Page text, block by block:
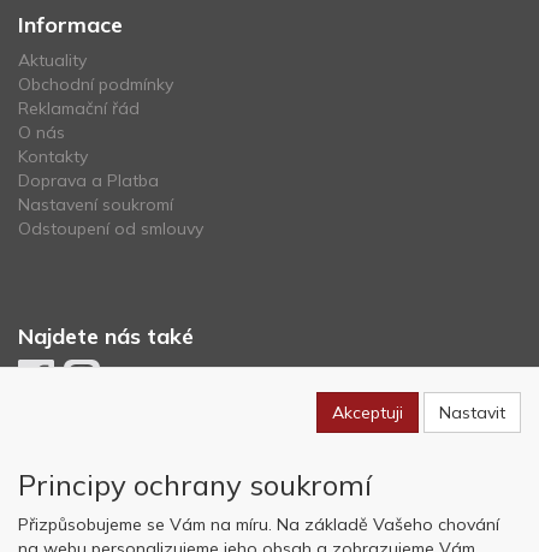
Informace
Aktuality
Obchodní podmínky
Reklamační řád
O nás
Kontakty
Doprava a Platba
Nastavení soukromí
Odstoupení od smlouvy
Najdete nás také
Akceptuji Nastavit
Principy ochrany soukromí
Přizpůsobujeme se Vám na míru. Na základě Vašeho chování